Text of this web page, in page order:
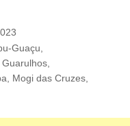
Guaçu
Guarulhos,
Mogi das Cruzes,